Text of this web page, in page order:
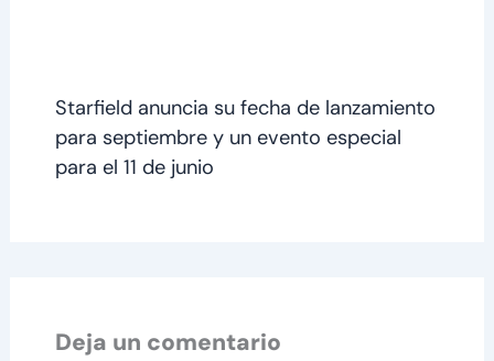
Starfield anuncia su fecha de lanzamiento
para septiembre y un evento especial
para el 11 de junio
Deja un comentario